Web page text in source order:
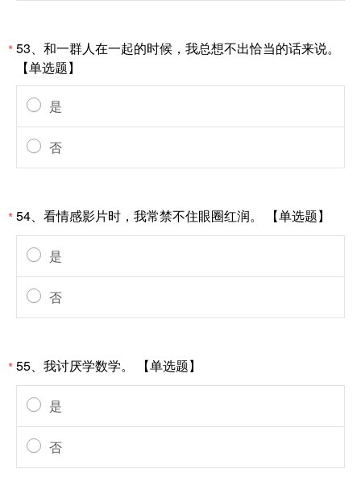
*53、和一群人在一起的时候，我总想不出恰当的话来说。
【单选题】
是
否
*54、看情感影片时，我常禁不住眼圈红润。 【单选题】
是
否
*55、我讨厌学数学。 【单选题】
是
否